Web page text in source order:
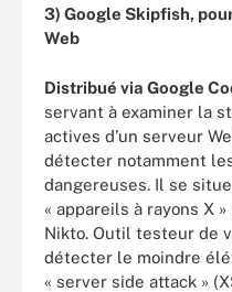
3) Google Skipfish,
Web
Distribué via Google
servant à examiner la
actives d’un serveur
détecter notamment
dangereuses. Il se
« appareils à rayons X
Nikto. Outil testeur de
détecter le moindre
« server side attack »